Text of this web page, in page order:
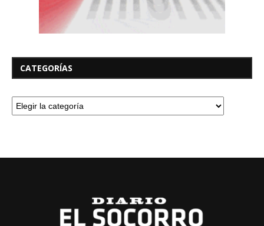
CATEGORÍAS